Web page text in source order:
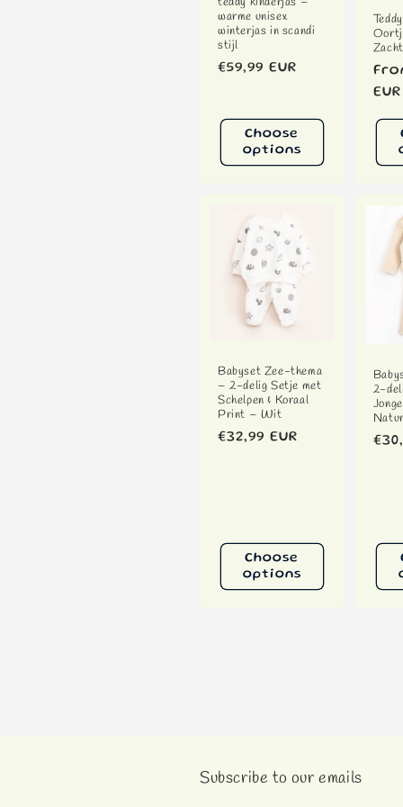
warme unisex
winterjas in scandi
stijl
Regular
€59,99 EUR
Choose
options
EUR
Babyset Zee-thema
– 2-delig Setje met
Schelpen & Koraal
Print – Wit
Regular
€32,99 EUR
Choose
options
2-
Subscribe to our emails